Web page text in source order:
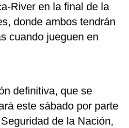
River en la final de la
donde ambos tendrán
cuando jueguen en
definitiva, que se
este sábado por parte
de la Nación,